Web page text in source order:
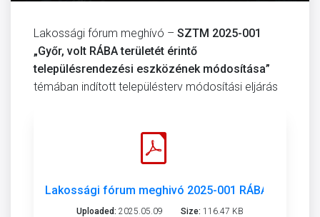
Lakossági fórum meghívó – SZTM 2025-001
„Győr, volt RÁBA területét érintő
településrendezési eszközének módosítása”
témában indított településterv módosítási eljárás
Lakossági fórum meghivó 2025-001 RÁBA.pdf
Uploaded: 2025.05.09 Size: 116.47 KB